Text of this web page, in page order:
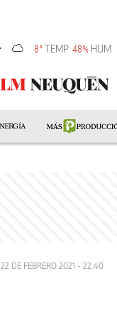
8°TEMP 48% HUM
22 DE FEBRERO 2021 - 22:40